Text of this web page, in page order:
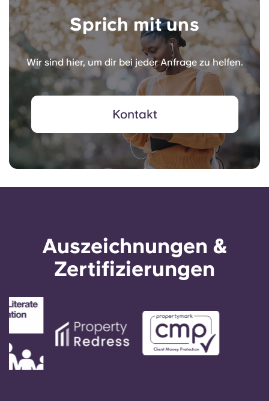
Sprich mit uns
Wir sind hier, um dir bei jeder Anfrage zu helfen.
Kontakt
Auszeichnungen &
Zertifizierungen